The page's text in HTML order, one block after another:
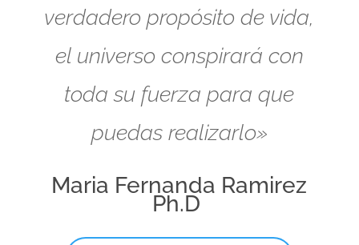
verdadero propósito de vida,
el universo conspirará con
toda su fuerza para que
puedas realizarlo»
Maria Fernanda Ramirez
Ph.D